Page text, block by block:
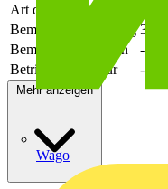
Wago
Art der Verbindung
Bemessungsspannung 320
Bemessungsstrom In
-
Betriebstemperatur
-40 -
Mehr anzeigen